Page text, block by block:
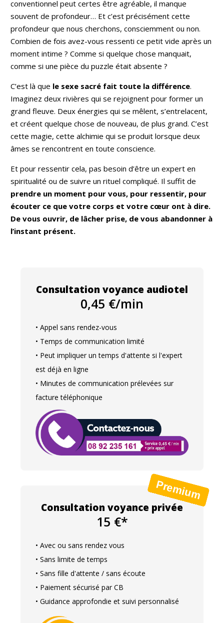
conventionnel peut certes être agréable, il manque
souvent de profondeur… Et c’est précisément cette
profondeur que nous cherchons, consciemment ou non.
Combien de fois avez-vous ressenti ce petit vide après un
moment intime ? Comme si quelque chose manquait,
comme si une pièce du puzzle était absente ?
C’est là que le sexe sacré fait toute la différence.
Imaginez deux rivières qui se rejoignent pour former un
grand fleuve. Deux énergies qui se mêlent, s’entrelacent,
et créent quelque chose de nouveau, de plus grand. C’est
cette magie, cette alchimie qui se produit lorsque deux
âmes se rencontrent en toute conscience.
Et pour ressentir cela, pas besoin d’être un expert en
spiritualité ou de suivre un rituel compliqué. Il suffit de
prendre un moment pour vous, pour ressentir, pour
écouter ce que votre corps et votre cœur ont à dire.
De vous ouvrir, de lâcher prise, de vous abandonner à
l’instant présent.
Consultation voyance audiotel
0,45 €/min
• Appel sans rendez-vous
• Temps de communication limité
• Peut impliquer un temps d'attente si l'expert
est déjà en ligne
• Minutes de communication prélevées sur
facture téléphonique
Consultation voyance privée
15 €*
• Avec ou sans rendez vous
• Sans limite de temps
• Sans fille d'attente / sans écoute
• Paiement sécurisé par CB
• Guidance approfondie et suivi personnalisé